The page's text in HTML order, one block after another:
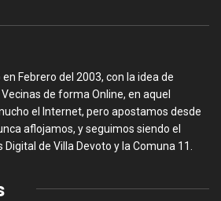
Febrero del 2003, con la idea de
de forma Online, en aquel
el Internet, pero apostamos desde
aflojamos, y seguimos siendo el
de Villa Devoto y la Comuna 11.